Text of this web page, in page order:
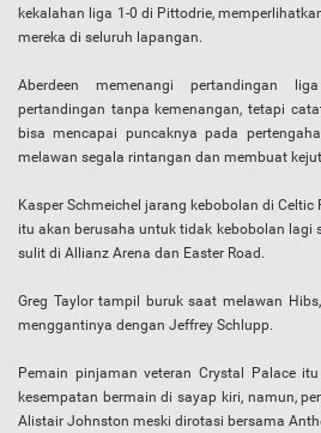
kekalahan liga 1-0 di Pittodrie,
mereka di seluruh lapangan.
Aberdeen memenangi pertandingan
pertandingan tanpa kemenangan, tetapi
bisa mencapai puncaknya pada
melawan segala rintangan dan membuat
Kasper Schmeichel jarang kebobolan di
itu akan berusaha untuk tidak kebobolan lagi
sulit di Allianz Arena dan Easter Road.
Greg Taylor tampil buruk saat melawan
menggantinya dengan Jeffrey Schlupp.
Pemain pinjaman veteran Crystal Palace
kesempatan bermain di sayap kiri, namun,
Alistair Johnston meski dirotasi bersama